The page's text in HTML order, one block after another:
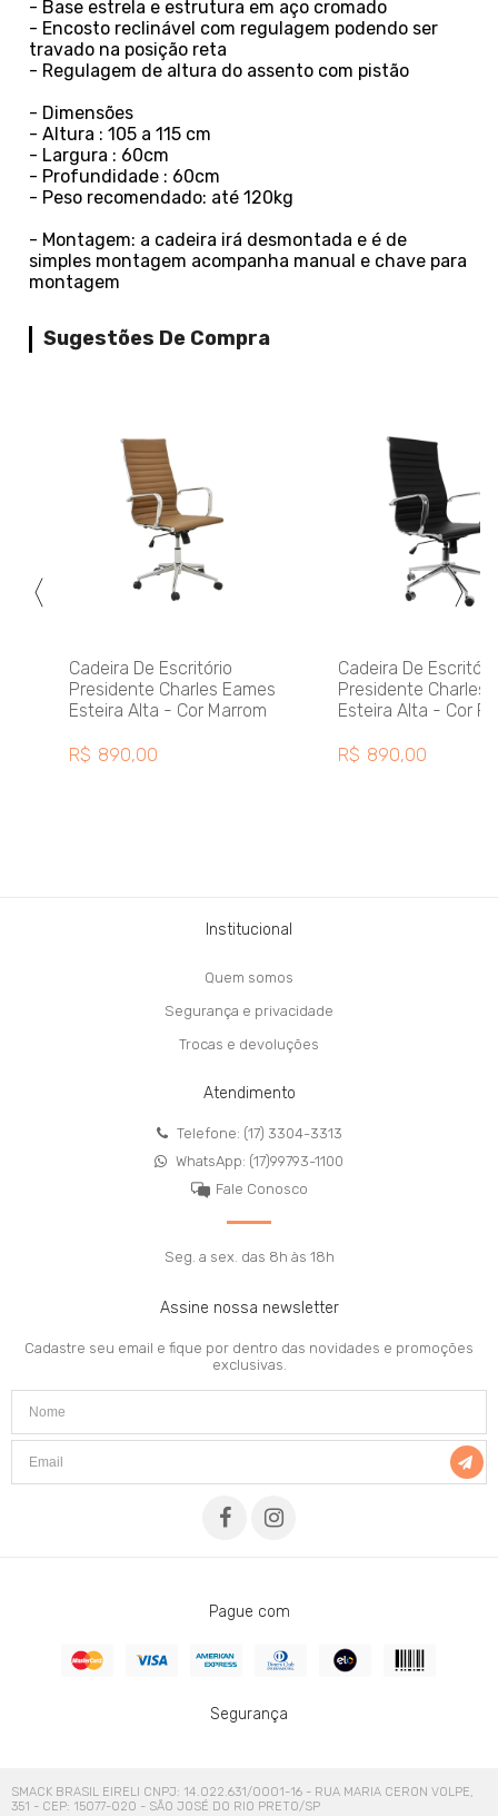
- Base estrela e estrutura em aço cromado
- Encosto reclinável com regulagem podendo ser
travado na posição reta
- Regulagem de altura do assento com pistão
- Dimensões
- Altura : 105 a 115 cm
- Largura : 60cm
- Profundidade : 60cm
- Peso recomendado: até 120kg
- Montagem: a cadeira irá desmontada e é de
simples montagem acompanha manual e chave para
montagem
Sugestões De Compra
Cadeira De Escritório
Presidente Charles Eames
Esteira Alta - Cor Marrom
R$ 890,00
Cadeira De
Presidente Charles
Esteira Alta - Cor
R$ 890,00
Institucional
Quem somos
Segurança e privacidade
Trocas e devoluções
Atendimento
Telefone: (17) 3304-3313
WhatsApp: (17)99793-1100
Fale Conosco
Seg. a sex. das 8h às 18h
Assine nossa newsletter
Cadastre seu email e fique por dentro das novidades e promoções
exclusivas.
Pague com
Segurança
SMACK BRASIL EIRELI CNPJ: 14.022.631/0001-16 - RUA MARIA CERON VOLPE,
351 - CEP: 15077-020 - SÃO JOSÉ DO RIO PRETO/SP